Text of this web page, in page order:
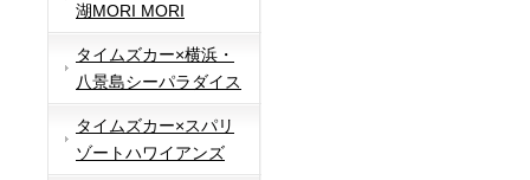
湖MORI MORI
タイムズカー×横浜・
八景島シーパラダイス
タイムズカー×スパリ
ゾートハワイアンズ